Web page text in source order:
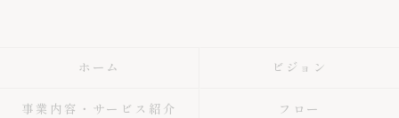
ホーム ビジョン
事業内容・サービス紹介 フロー